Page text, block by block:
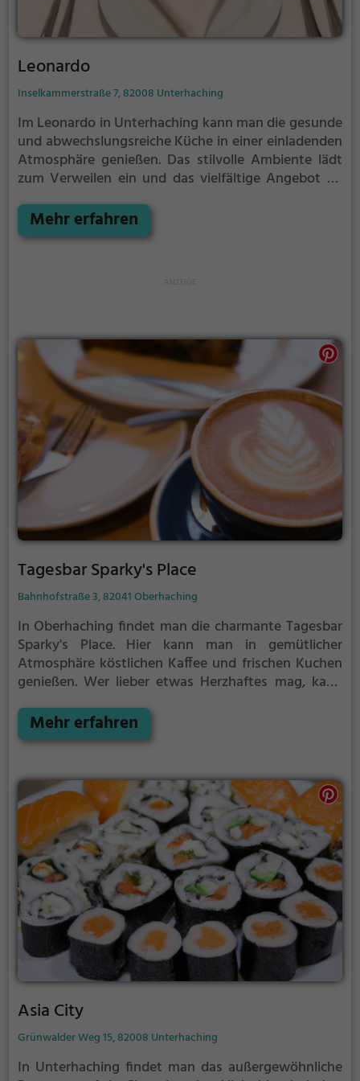
Leonardo
Inselkammerstraße 7, 82008 Unterhaching
Im Leonardo in Unterhaching kann man die gesunde
und abwechslungsreiche Küche in einer einladenden
Atmosphäre genießen. Das stilvolle Ambiente lädt
zum Verweilen ein und das vielfältige Angebot an
Egal ob man Lust auf einen leichten Salat, frisch
zubereitete Pasta oder einen saftigen Burger hat,
Gesundheitsbewusste.
Mehr erfahren
Tagesbar Sparky's Place
Bahnhofstraße 3, 82041 Oberhaching
In Oberhaching findet man die charmante Tagesbar
Sparky's Place. Hier kann man in gemütlicher
Atmosphäre köstlichen Kaffee und frischen Kuchen
genießen. Wer lieber etwas Herzhaftes mag, kann
Das Café besticht durch sein modernes Ambiente
und lädt zum Verweilen ein. Ein perfekter Ort, um
Auszeit zu genießen. Hier fühlt man sich sofort wohl
und gut aufgehoben. Ein echter Geheimtipp in
Oberhaching!
Mehr erfahren
Asia City
Grünwalder Weg 15, 82008 Unterhaching
In Unterhaching findet man das außergewöhnliche